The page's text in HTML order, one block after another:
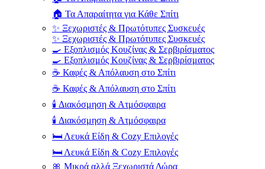
🏠 Τα Απαραίτητα για Κάθε Σπίτι
✨ Ξεχωριστές & Πρωτότυπες Συσκευές
✨ Ξεχωριστές & Πρωτότυπες Συσκευές
🍳 Εξοπλισμός Κουζίνας & Σερβιρίσματος
🍳 Εξοπλισμός Κουζίνας & Σερβιρίσματος
☕ Καφές & Απόλαυση στο Σπίτι
☕ Καφές & Απόλαυση στο Σπίτι
🕯️ Διακόσμηση & Ατμόσφαιρα
🕯️ Διακόσμηση & Ατμόσφαιρα
🛏️ Λευκά Είδη & Cozy Επιλογές
🛏️ Λευκά Είδη & Cozy Επιλογές
🎀 Μικρά αλλά Ξεχωριστά Δώρα